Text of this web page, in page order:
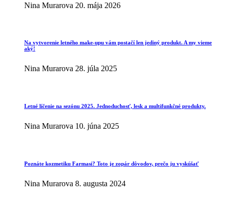
Nina Murarova 20. mája 2026
Na vytvorenie letného make-upu vám postačí len jediný produkt. A my vieme
aký!
Nina Murarova 28. júla 2025
Letné líčenie na sezónu 2025. Jednoduchosť, lesk a multifunkčné produkty.
Nina Murarova 10. júna 2025
Poznáte kozmetiku Farmasi? Toto je zopár dôvodov, prečo ju vyskúšať
Nina Murarova 8. augusta 2024